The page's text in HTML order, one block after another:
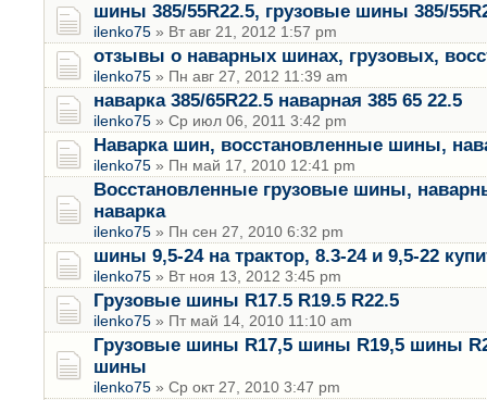
шины 385/55R22.5, грузовые шины 385/
ilenko75 » Вт авг 21, 2012 1:57 pm
отзывы о наварных шинах, грузовых,
ilenko75 » Пн авг 27, 2012 11:39 am
наварка 385/65R22.5 наварная 385 65 22.5
ilenko75 » Ср июл 06, 2011 3:42 pm
Наварка шин, восстановленные шины,
ilenko75 » Пн май 17, 2010 12:41 pm
Восстановленные грузовые шины,
наварка
ilenko75 » Пн сен 27, 2010 6:32 pm
шины 9,5-24 на трактор, 8.3-24 и 9,5-22
ilenko75 » Вт ноя 13, 2012 3:45 pm
Грузовые шины R17.5 R19.5 R22.5
ilenko75 » Пт май 14, 2010 11:10 am
Грузовые шины R17,5 шины R19,5 шины
шины
ilenko75 » Ср окт 27, 2010 3:47 pm